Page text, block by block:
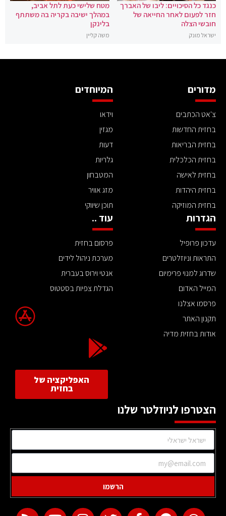
כנגד כל הסיכויים: ליבו של האברך
חזר לפעום לאחר החייאה של
חובשי הצלה
ישראל מונק
מטח שלישי כעת לתל אביב,
במהלך ישיבה בקריה בה משתתף
בלינקן
משה קליין
מדורים
צ'אט הכתבים
בחזית החדשות
בחזית הבריאות
בחזית הכלכלית
בחזית לאישה
בחזית היהדות
בחזית המוזיקה
המיוחדים
וידאו
מגזין
דעות
גלריות
המטבחון
מזג אוויר
תוכן שיווקי
הגדרות
עדכון פרופיל
התראות וניוזלטרים
שדרוג למנוי פרימיום
המייל האדום
פרסמו אצלנו
תקנון האתר
אודות בחזית מדיה
עוד ..
פרסום בחזית
מערכת ניהול לידים
אנטי וירוס בעברית
הגדלת צפיות בסטטוס
האפליקציה של
בחזית
הצטרפו לניוזלטר שלנו
הרשמו